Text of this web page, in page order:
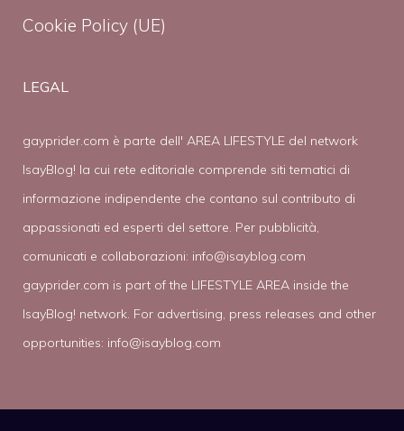
Cookie Policy (UE)
LEGAL
gayprider.com è parte dell' AREA LIFESTYLE del network
IsayBlog! la cui rete editoriale comprende siti tematici di
informazione indipendente che contano sul contributo di
appassionati ed esperti del settore. Per pubblicità,
comunicati e collaborazioni: info@isayblog.com
gayprider.com is part of the LIFESTYLE AREA inside the
IsayBlog! network. For advertising, press releases and other
opportunities: info@isayblog.com